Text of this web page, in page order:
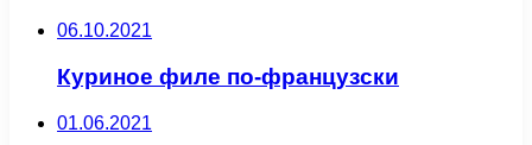
06.10.2021
Куриное филе по-французски
01.06.2021